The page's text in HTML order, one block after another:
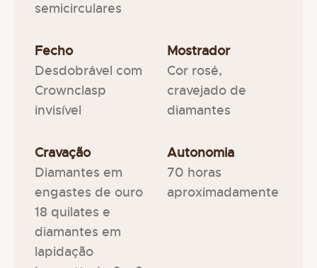
semicirculares
Fecho
Desdobrável com
Crownclasp
invisível
Mostrador
Cor rosé,
cravejado de
diamantes
Cravação
Diamantes em
engastes de ouro
18 quilates e
diamantes em
lapidação
Autonomia
70 horas
aproximadamente